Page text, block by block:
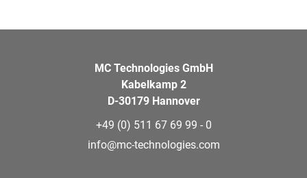
MC Technologies GmbH
Kabelkamp 2
D-30179 Hannover
+49 (0) 511 67 69 99 - 0
info@mc-technologies.com